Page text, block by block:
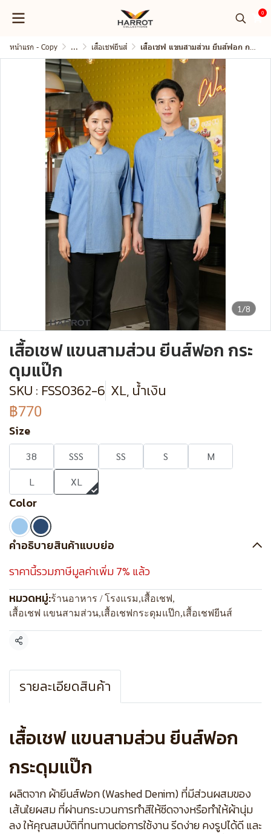
0
หน้าแรก - Copy ... เสื้อเชฟยีนส์ เสื้อเชฟ แขนสามส่วน ยีนส์ฟอก กระดุมแป๊ก
1/8
เสื้อเชฟ แขนสามส่วน ยีนส์ฟอก กระ
ดุมแป๊ก
SKU : FSS0362-6 XL, น้ำเงิน
฿770
Size
38 SSS SS S
M
L
XL
Color
คำอธิบายสินค้าแบบย่อ
ราคานี้รวมภาษีมูลค่าเพิ่ม 7% แล้ว
หมวดหมู่:ร้านอาหาร / โรงแรม,เสื้อเชฟ,
เสื้อเชฟ แขนสามส่วน,เสื้อเชฟกระดุมแป๊ก,เสื้อเชฟยีนส์
แชร์
รายละเอียดสินค้า
เสื้อเชฟ แขนสามส่วน ยีนส์ฟอก
กระดุมแป๊ก
ผลิตจาก ผ้ายีนส์ฟอก (Washed Denim) ที่มีส่วนผสมของ
เส้นใยผสม ที่ผ่านกระบวนการทำสีให้ซีดจางหรือทำให้ผ้านุ่ม
ลง ให้คุณสมบัติที่ทนทานต่อการใช้งาน รีดง่าย คงรูปได้ดี และ